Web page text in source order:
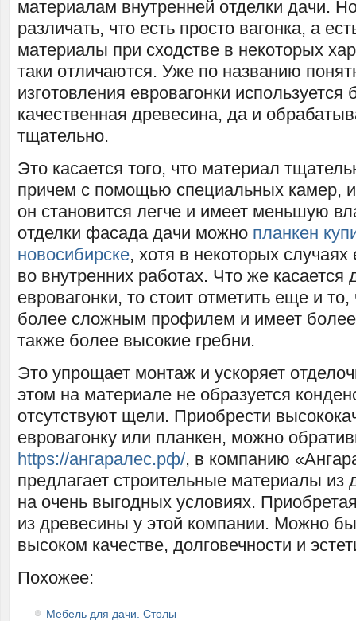
материалам внутренней отделки дачи.
различать, что есть просто вагонка, а
материалы при сходстве в некоторых
таки отличаются. Уже по названию
изготовления евровагонки используется
качественная древесина, да и
тщательно.
Это касается того, что материал
причем с помощью специальных камер,
он становится легче и имеет меньшую
отделки фасада дачи можно планкен
новосибирске, хотя в некоторых случаях
во внутренних работах. Что же касается
евровагонки, то стоит отметить еще и то,
более сложным профилем и имеет более
также более высокие гребни.
Это упрощает монтаж и ускоряет
этом на материале не образуется
отсутствуют щели. Приобрести
евровагонку или планкен, можно
https://ангаралес.рф/, в компанию
предлагает строительные материалы из
на очень выгодных условиях.
из древесины у этой компании. Можно
высоком качестве, долговечности и
Похожее:
Мебель для дачи. Столы